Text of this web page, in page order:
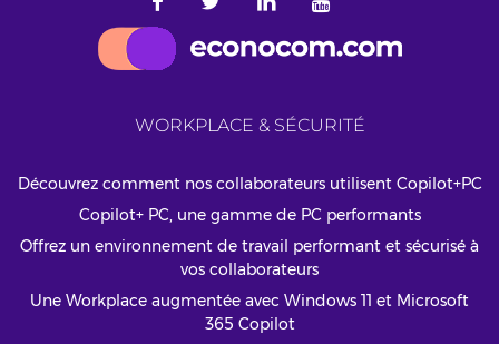
WORKPLACE & SÉCURITÉ
Découvrez comment nos collaborateurs utilisent Copilot+PC
Copilot+ PC, une gamme de PC performants
Offrez un environnement de travail performant et sécurisé à
vos collaborateurs
Une Workplace augmentée avec Windows 11 et Microsoft
365 Copilot